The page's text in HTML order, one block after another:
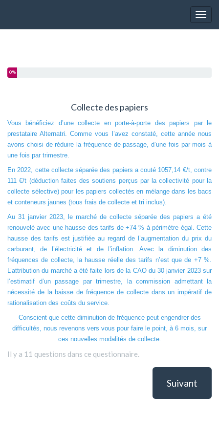
0%
Collecte des papiers
Vous bénéficiez d’une collecte en porte-à-porte des papiers par le
prestataire Alternatri. Comme vous l’avez constaté, cette année nous
avons choisi de réduire la fréquence de passage, d’une fois par mois à
une fois par trimestre.
En 2022, cette collecte séparée des papiers a couté 1057,14 €/t, contre
111 €/t (déduction faites des soutiens perçus par la collectivité pour la
collecte sélective) pour les papiers collectés en mélange dans les bacs
et conteneurs jaunes (tous frais de collecte et tri inclus).
Au 31 janvier 2023, le marché de collecte séparée des papiers a été
renouvelé avec une hausse des tarifs de +74 % à périmètre égal. Cette
hausse des tarifs est justifiée au regard de l’augmentation du prix du
carburant, de l’électricité et de l’inflation. Avec la diminution des
fréquences de collecte, la hausse réelle des tarifs n’est que de +7 %.
L’attribution du marché a été faite lors de la CAO du 30 janvier 2023 sur
l’estimatif d’un passage par trimestre, la commission admettant la
nécessité de la baisse de fréquence de collecte dans un impératif de
rationalisation des coûts du service.
Conscient que cette diminution de fréquence peut engendrer des
difficultés, nous revenons vers vous pour faire le point, à 6 mois, sur
ces nouvelles modalités de collecte.
Il y a 11 questions dans ce questionnaire.
Suivant